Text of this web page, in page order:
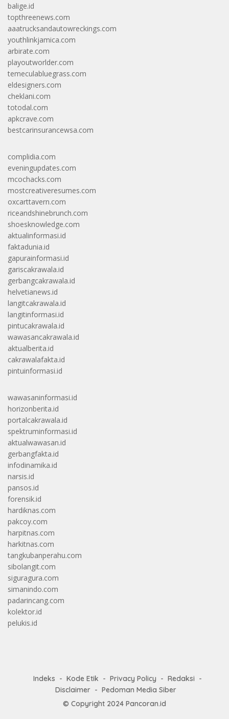
balige.id
topthreenews.com
aaatrucksandautowreckings.com
youthlinkjamica.com
arbirate.com
playoutworlder.com
temeculabluegrass.com
eldesigners.com
cheklani.com
totodal.com
apkcrave.com
bestcarinsurancewsa.com
complidia.com
eveningupdates.com
mcochacks.com
mostcreativeresumes.com
oxcarttavern.com
riceandshinebrunch.com
shoesknowledge.com
aktualinformasi.id
faktadunia.id
gapurainformasi.id
gariscakrawala.id
gerbangcakrawala.id
helvetianews.id
langitcakrawala.id
langitinformasi.id
pintucakrawala.id
wawasancakrawala.id
aktualberita.id
cakrawalafakta.id
pintuinformasi.id
wawasaninformasi.id
horizonberita.id
portalcakrawala.id
spektruminformasi.id
aktualwawasan.id
gerbangfakta.id
infodinamika.id
narsis.id
pansos.id
forensik.id
hardiknas.com
pakcoy.com
harpitnas.com
harkitnas.com
tangkubanperahu.com
sibolangit.com
siguragura.com
simanindo.com
padarincang.com
kolektor.id
pelukis.id
Indeks Kode Etik Privacy Policy
Redaksi
Disclaimer
Pedoman Media Siber
© Copyright 2024 Pancoran.id